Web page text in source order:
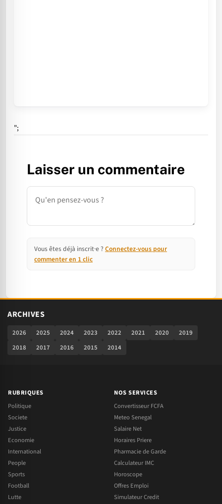
";
Laisser un commentaire
Commentaire
Vous êtes déjà inscrit·e ? Connectez-vous pour
commenter en 1 clic
ARCHIVES
2026 2025 2024 2023 2022 2021 2020
2019
2018
2017 2016 2015 2014
RUBRIQUES
Politique
Societe
Justice
Economie
International
People
Sports
Football
Lutte
NOS SERVICES
Convertisseur FCFA
Meteo Senegal
Salaire Net
Horaires Priere
Pharmacie de Garde
Calculateur IMC
Horoscope
Offres Emploi
Simulateur Credit